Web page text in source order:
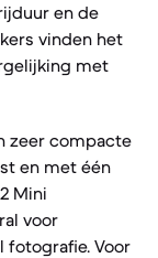
en de
vinden het
met
zeer compacte
en met één
Mini
voor
fotografie. Voor